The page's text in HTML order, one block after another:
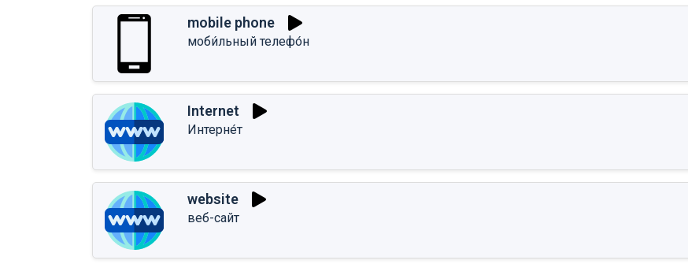
mobile phone
моби́льный телефо́н
Internet
Интерне́т
website
веб-сайт